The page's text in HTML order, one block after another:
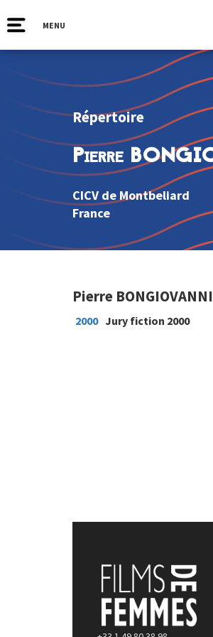
MENU
Répertoire
Pierre
CICV de Montbeliard
France
Pierre
2000 Jury fiction 2000